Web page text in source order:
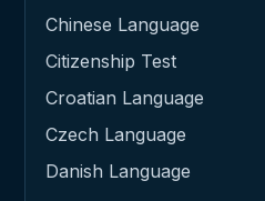
Chinese Language
Citizenship Test
Croatian Language
Czech Language
Danish Language